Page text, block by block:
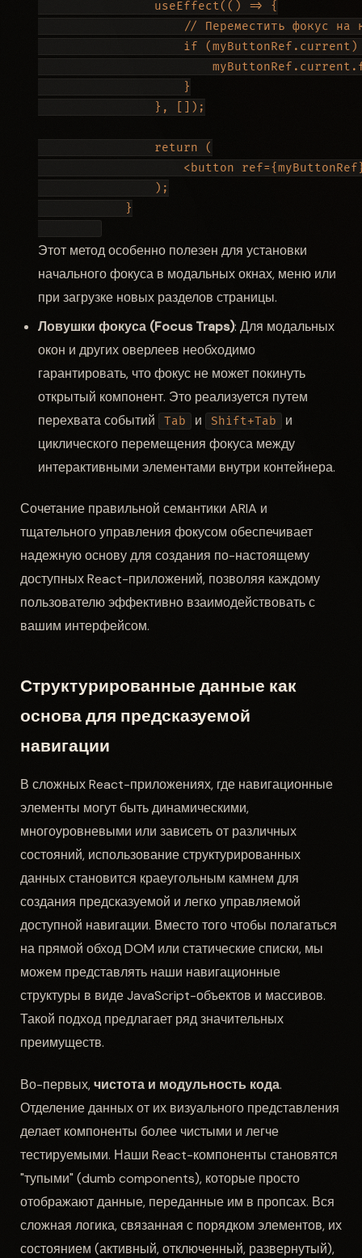
                useEffect(() => {
// Переместить фокус на
if (myButtonRef.current)
                    }
                }, []);
                return (
<button
                );
            }
Этот метод особенно полезен для установки
начального фокуса в модальных окнах, меню или
при загрузке новых разделов страницы.
Ловушки фокуса (Focus Traps): Для модальных
окон и других оверлеев необходимо
гарантировать, что фокус не может покинуть
открытый компонент. Это реализуется путем
перехвата событий
Tab и Shift+Tab
и
циклического перемещения фокуса между
интерактивными элементами внутри контейнера.
Сочетание правильной семантики ARIA и
тщательного управления фокусом обеспечивает
надежную основу для создания по-настоящему
доступных React-приложений, позволяя каждому
пользователю эффективно взаимодействовать с
вашим интерфейсом.
Структурированные данные как
основа для предсказуемой
навигации
В сложных React-приложениях, где навигационные
элементы могут быть динамическими,
многоуровневыми или зависеть от различных
состояний, использование структурированных
данных становится краеугольным камнем для
создания предсказуемой и легко управляемой
доступной навигации. Вместо того чтобы полагаться
на прямой обход DOM или статические списки, мы
можем представлять наши навигационные
структуры в виде JavaScript-объектов и массивов.
Такой подход предлагает ряд значительных
преимуществ.
Во-первых,чистота и модульность кода.
Отделение данных от их визуального представления
делает компоненты более чистыми и легче
тестируемыми. Наши React-компоненты становятся
"тупыми" (dumb components), которые просто
отображают данные, переданные им в пропсах. Вся
сложная логика, связанная с порядком элементов, их
состоянием (активный, отключенный, развернутый),